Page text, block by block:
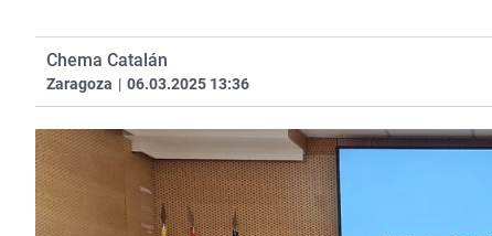
Chema Catalán
Zaragoza | 06.03.2025 13:36